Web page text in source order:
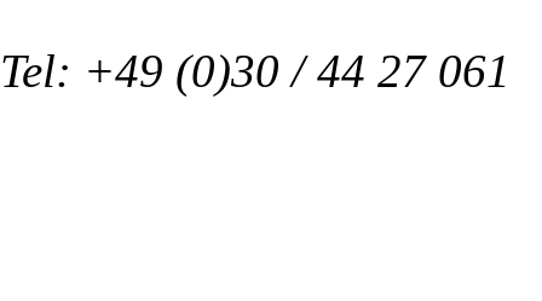
Tel: +49 (0)30 / 44 27 061